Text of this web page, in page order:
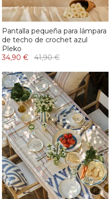
Pantalla pequeña para lámpara
de techo de crochet azul
Pleko
34,90 €
41,90 €